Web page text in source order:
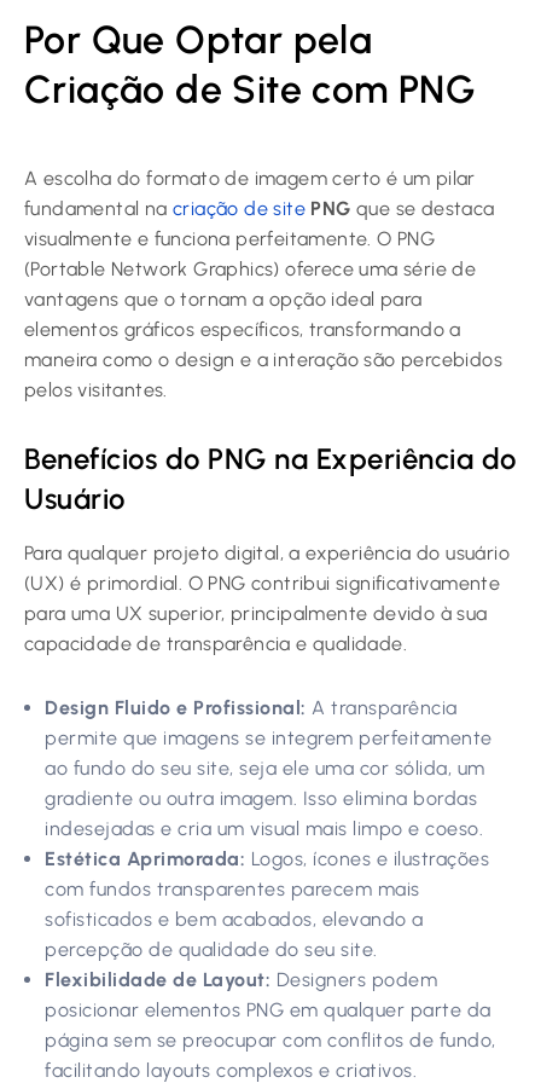
Por Que Optar pela
Criação de Site com PNG
A escolha do formato de imagem certo é um pilar
fundamental nacriação de site PNG que se destaca
visualmente e funciona perfeitamente. O PNG
(Portable Network Graphics) oferece uma série de
vantagens que o tornam a opção ideal para
elementos gráficos específicos, transformando a
maneira como o design e a interação são percebidos
pelos visitantes.
Benefícios do PNG na Experiência do
Usuário
Para qualquer projeto digital, a experiência do usuário
(UX) é primordial. O PNG contribui significativamente
para uma UX superior, principalmente devido à sua
capacidade de transparência e qualidade.
Design Fluido e Profissional: A transparência
permite que imagens se integrem perfeitamente
ao fundo do seu site, seja ele uma cor sólida, um
gradiente ou outra imagem. Isso elimina bordas
indesejadas e cria um visual mais limpo e coeso.
Estética Aprimorada: Logos, ícones e ilustrações
com fundos transparentes parecem mais
sofisticados e bem acabados, elevando a
percepção de qualidade do seu site.
Flexibilidade de Layout: Designers podem
posicionar elementos PNG em qualquer parte da
página sem se preocupar com conflitos de fundo,
facilitando layouts complexos e criativos.